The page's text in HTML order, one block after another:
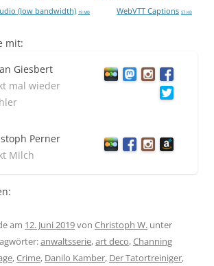
(low bandwidth) 19 MB WebVTT Captions 57 KB
mit:
Giesbert
mal wieder
Perner
Milch
am 12. Juni 2019von Christoph W. unter
anwaltsserie,art deco,Channing
,Crime, Danilo Kamber, Der Tatortreiniger,